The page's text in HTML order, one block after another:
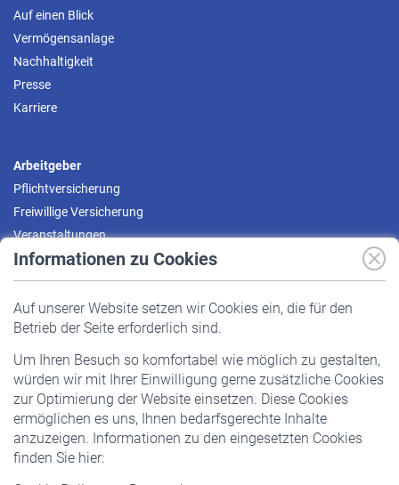
Informationen zu Cookies
Auf unserer Website setzen wir Cookies ein, die für den
Betrieb der Seite erforderlich sind.
Um Ihren Besuch so komfortabel wie möglich zu gestalten,
würden wir mit Ihrer Einwilligung gerne zusätzliche Cookies
zur Optimierung der Website einsetzen. Diese Cookies
ermöglichen es uns, Ihnen bedarfsgerechte Inhalte
anzuzeigen. Informationen zu den eingesetzten Cookies
finden Sie hier:
Auf einen Blick
Vermögensanlage
Nachhaltigkeit
Presse
Karriere
Arbeitgeber
Pflichtversicherung
Freiwillige Versicherung
Veranstaltungen
Pflichtversicherung
Staatliche Förderung
Veranstaltungen
Rentner
Rentenbeginn